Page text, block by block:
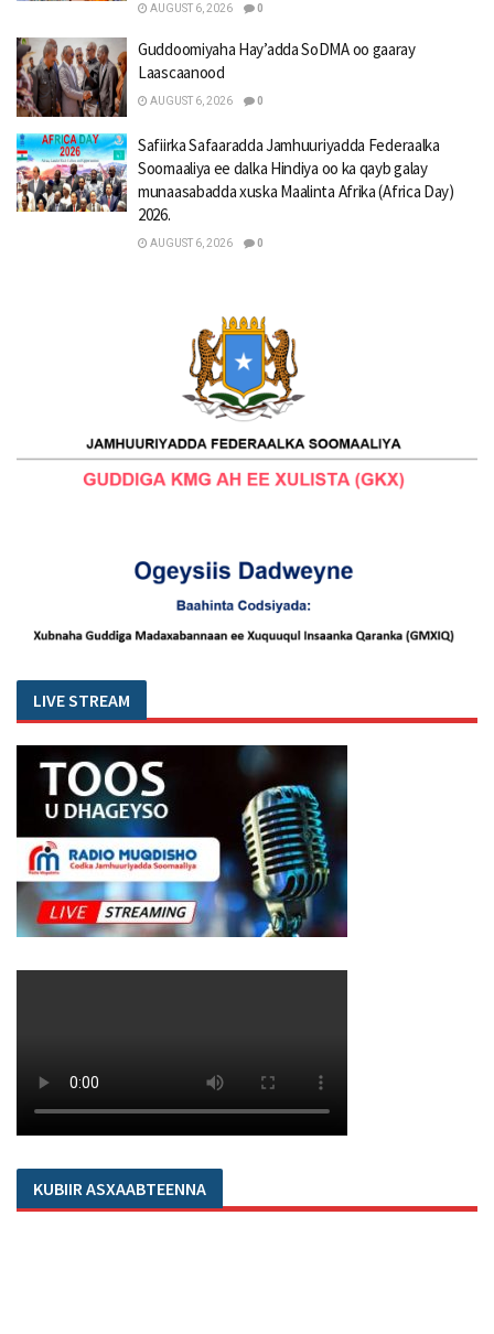
AUGUST 6, 2026 0
Guddoomiyaha Hay’adda SoDMA oo gaaray
Laascaanood
AUGUST 6, 2026 0
Safiirka Safaaradda Jamhuuriyadda Federaalka
Soomaaliya ee dalka Hindiya oo ka qayb galay
munaasabadda xuska Maalinta Afrika (Africa Day)
2026.
AUGUST 6, 2026 0
LIVE STREAM
KUBIIR ASXAABTEENNA